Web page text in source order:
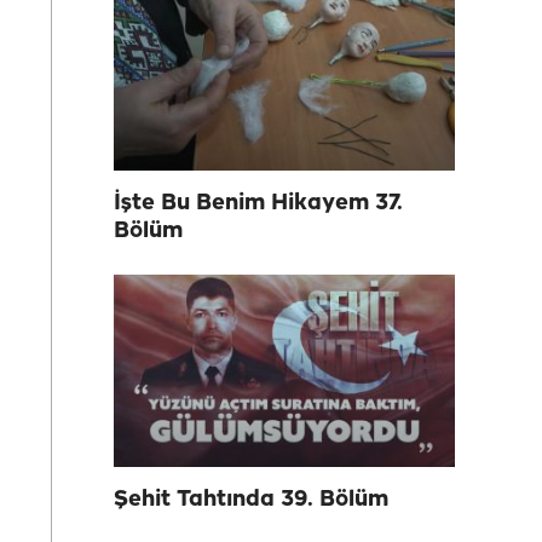
İşte Bu Benim Hikayem 37.
Bölüm
Şehit Tahtında 39. Bölüm